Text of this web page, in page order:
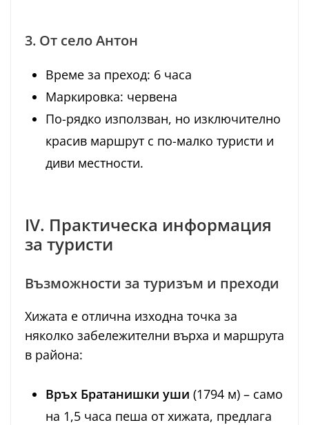
3. От село Антон
Време за преход: 6 часа
Маркировка: червена
По-рядко използван, но изключително
красив маршрут с по-малко туристи и
диви местности.
IV. Практическа информация
за туристи
Възможности за туризъм и преходи
Хижата е отлична изходна точка за
няколко забележителни върха и маршрута
в района:
Връх Братанишки уши (1794 м) – само
на 1,5 часа пеша от хижата, предлага